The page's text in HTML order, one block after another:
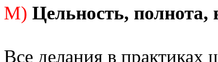
М) Цельность, полнота,
Все делания в практиках